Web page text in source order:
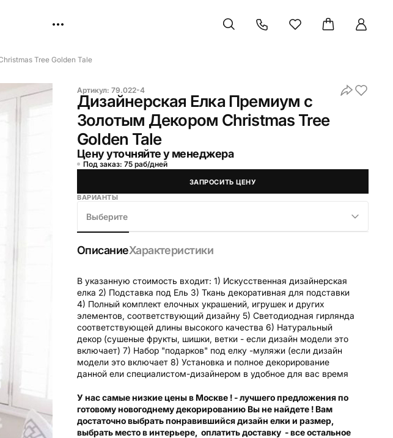
Tree Golden Tale
Артикул: 79.022-4
Дизайнерская Елка Премиум с
Золотым Декором Christmas Tree
Golden Tale
Цену уточняйте у менеджера
Под заказ: 75 раб/дней
ЗАПРОСИТЬ ЦЕНУ
ВАРИАНТЫ
Выберите
ОписаниеХарактеристики
В указанную стоимость входит: 1) Искусственная дизайнерская
елка 2) Подставка под Ель 3) Ткань декоративная для подставки
4) Полный комплект елочных украшений, игрушек и других
элементов, соответствующий дизайну 5) Светодиодная гирлянда
соответствующей длины высокого качества 6) Натуральный
декор (сушеные фрукты, шишки, ветки - если дизайн модели это
включает) 7) Набор "подарков" под елку -муляжи (если дизайн
модели это включает 8) Установка и полное декорирование
данной ели специалистом-дизайнером в удобное для вас время
У нас самые низкие цены в Москве ! - лучшего предложения по
готовому новогоднему декорированию Вы не найдете !Вам
достаточно выбрать понравившийся дизайн елки и размер,
выбрать место в интерьере, оплатить доставку - все остальное